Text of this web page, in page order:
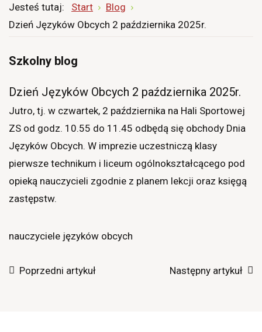
Jesteś tutaj: Start
Blog
Dzień Języków Obcych 2 października 2025r.
Szkolny blog
Dzień Języków Obcych 2 października 2025r.
Jutro, tj. w czwartek, 2 października na Hali Sportowej
ZS od godz. 10.55 do 11.45 odbędą się obchody Dnia
Języków Obcych. W imprezie uczestniczą klasy
pierwsze technikum i liceum ogólnokształcącego pod
opieką nauczycieli zgodnie z planem lekcji oraz księgą
zastępstw.
nauczyciele języków obcych
Poprzedni artykuł Następny artykuł